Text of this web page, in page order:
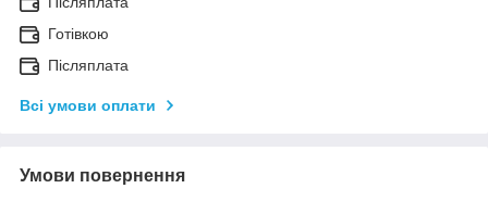
Готівкою
Післяплата
Всі умови оплати
Умови повернення